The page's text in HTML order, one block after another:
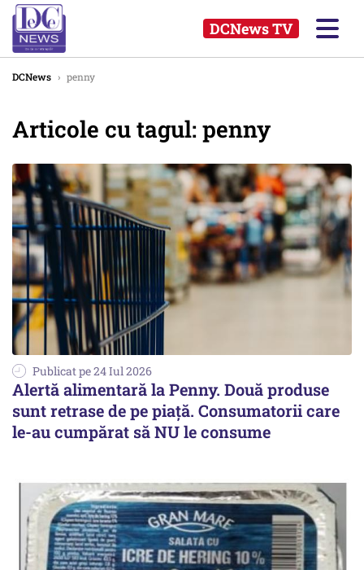
DCNews TV
DCNews › penny
Articole cu tagul: penny
Publicat pe 24 Iul 2026
Alertă alimentară la Penny. Două produse
sunt retrase de pe piață. Consumatorii care
le-au cumpărat să NU le consume